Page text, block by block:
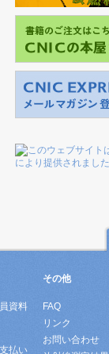
資料
払い
その他
FAQ
リンク
お問い合わせ